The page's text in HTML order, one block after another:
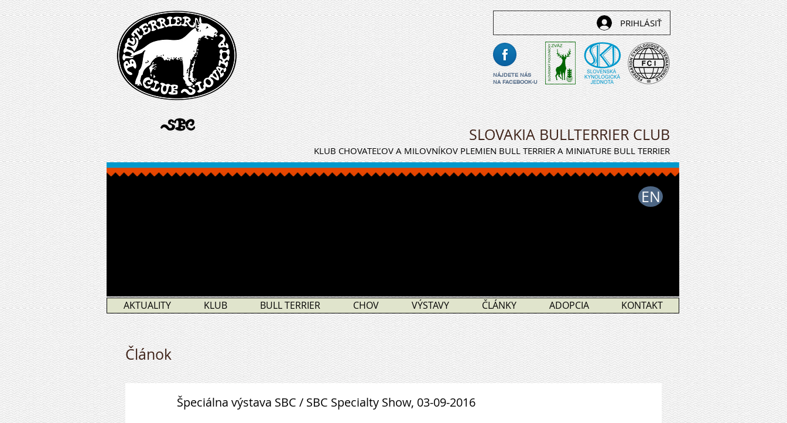
EN
PRIHLÁSIŤ
NÁJDETE NÁS
NA FACEBOOK-U
SLOVAKIA BULLTERRIER CLUB
KLUB CHOVATEĽOV A MILOVNÍKOV PLEMIEN BULL TERRIER A MINIATURE BULL TERRIER
AKTUALITY KLUB BULL TERRIER CHOV VÝSTAVY ČLÁNKY ADOPCIA KONTAKT
Článok
Špeciálna výstava SBC / SBC Specialty Show, 03-09-2016